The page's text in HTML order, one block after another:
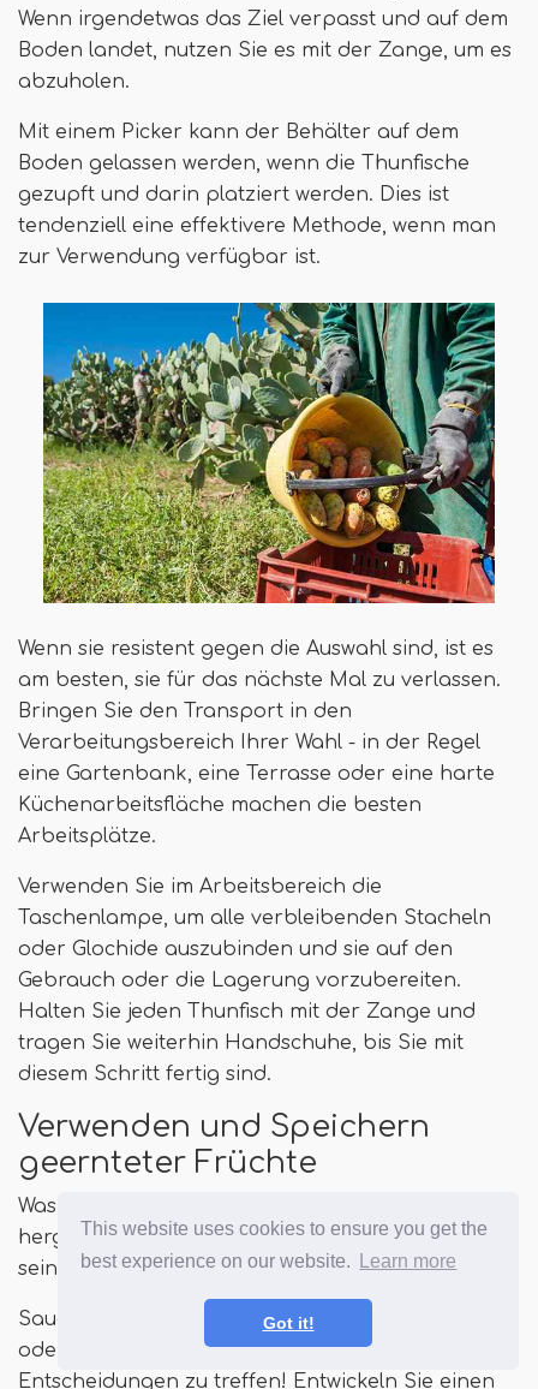
This website uses cookies to ensure you get the
best experience on our website.
Learn more
Got it!
Wenn irgendetwas das Ziel verpasst und auf dem
Boden landet, nutzen Sie es mit der Zange, um es
abzuholen.
Mit einem Picker kann der Behälter auf dem
Boden gelassen werden, wenn die Thunfische
gezupft und darin platziert werden. Dies ist
tendenziell eine effektivere Methode, wenn man
zur Verwendung verfügbar ist.
Wenn sie resistent gegen die Auswahl sind, ist es
am besten, sie für das nächste Mal zu verlassen.
Bringen Sie den Transport in den
Verarbeitungsbereich Ihrer Wahl - in der Regel
eine Gartenbank, eine Terrasse oder eine harte
Küchenarbeitsfläche machen die besten
Arbeitsplätze.
Verwenden Sie im Arbeitsbereich die
Taschenlampe, um alle verbleibenden Stacheln
oder Glochide auszubinden und sie auf den
Gebrauch oder die Lagerung vorzubereiten.
Halten Sie jeden Thunfisch mit der Zange und
tragen Sie weiterhin Handschuhe, bis Sie mit
diesem Schritt fertig sind.
Verwenden und Speichern
geernteter Früchte
Was kann mit stacheligen Birnenfrüchten
hergestellt werden? Eine bessere Frage könnte
sein, waskippengemacht sein?
Saucen, Sirupe, Süßigkeiten, Aromen, Püree, Brei
oder sogar Saft - Sie haben einige
Entscheidungen zu treffen! Entwickeln Sie einen